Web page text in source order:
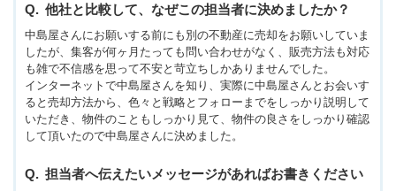
他社と比較して、なぜこの担当者に決めましたか？
中島屋さんにお願いする前にも別の不動産に売却をお願いしていま
したが、集客が何ヶ月たっても問い合わせがなく、販売方法も対応
も雑で不信感を思って不安と苛立ちしかありませんでした。
インターネットで中島屋さんを知り、実際に中島屋さんとお会いす
ると売却方法から、色々と戦略とフォローまでをしっかり説明して
いただき、物件のこともしっかり見て、物件の良さをしっかり確認
して頂いたので中島屋さんに決めました。
担当者へ伝えたいメッセージがあればお書きください